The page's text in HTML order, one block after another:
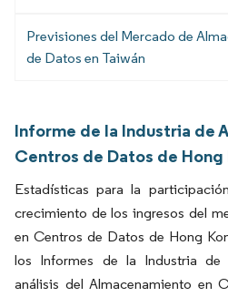
Previsiones del Mercado de
de Datos en Taiwán
Informe de la Industria de
Centros de Datos de Hong
Estadísticas para la
crecimiento de los ingresos del
en Centros de Datos de Hong
los Informes de la Industria
análisis del Almacenamiento en